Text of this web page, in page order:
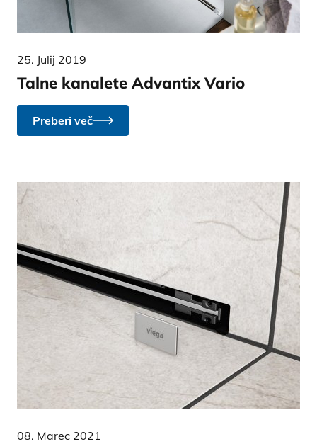
25. Julij 2019
Talne kanalete Advantix Vario
Preberi več
08. Marec 2021